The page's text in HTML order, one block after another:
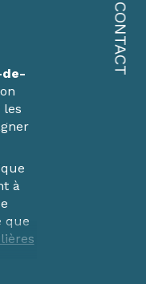
CONTACT
de-
les
à
que